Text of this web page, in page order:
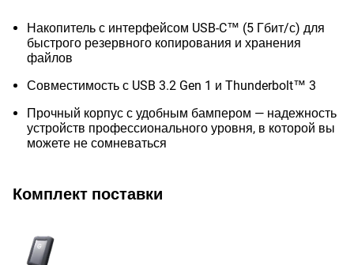
Накопитель с интерфейсом USB-C™ (5 Гбит/с) для
быстрого резервного копирования и хранения
файлов
Совместимость с USB 3.2 Gen 1 и Thunderbolt™ 3
Прочный корпус с удобным бампером — надежность
устройств профессионального уровня, в которой вы
можете не сомневаться
Комплект поставки